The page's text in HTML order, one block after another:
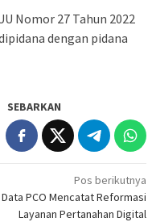
Nomor 27 Tahun 2022
dengan pidana
SEBARKAN
Pos berikutnya
PCO Mencatat Reformasi
Layanan Pertanahan Digital